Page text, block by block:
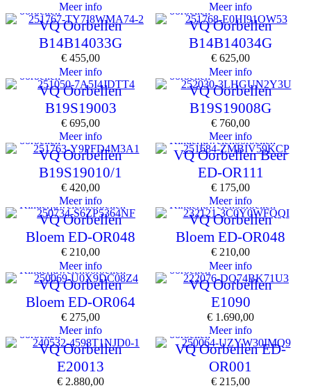
Meer info
Meer info
oorbellen
VQ Oorbellen
B14B14033G
€ 455,00
Meer info
oorbellen
VQ Oorbellen
B14B14034G
€ 625,00
Meer info
oorbellen
VQ Oorbellen
B19S19003
€ 695,00
Meer info
oorbellen
VQ Oorbellen
B19S19008G
€ 760,00
Meer info
oorbellen
VQ Oorbellen
B19S19010/1
€ 420,00
Meer info
Kinderjuwelenoorbellen
VQ Oorbellen Beer
ED-OR111
€ 175,00
Meer info
Kinderjuwelenoorbellen
VQ Oorbellen
Bloem ED-OR048
€ 210,00
Meer info
Kinderjuwelenoorbellen
VQ Oorbellen
Bloem ED-OR048
€ 210,00
Meer info
Kinderjuwelenoorbellen
VQ Oorbellen
Bloem ED-OR064
€ 275,00
Meer info
oorbellen
VQ Oorbellen
E1090
€ 1.690,00
Meer info
oorbellen
VQ Oorbellen
E20013
€ 2.880,00
oorbellen
VQ Oorbellen ED-
OR001
€ 215,00